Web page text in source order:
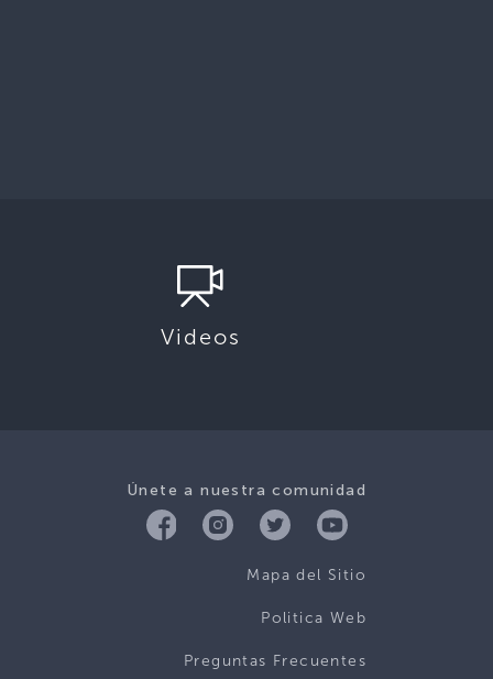
Videos
Únete a nuestra comunidad
Mapa del Sitio
Politica Web
Preguntas Frecuentes